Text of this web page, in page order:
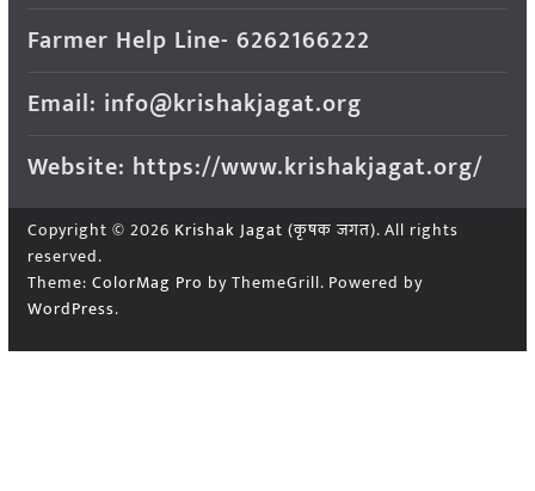
Farmer Help Line- 6262166222
Email: info@krishakjagat.org
Website: https://www.krishakjagat.org/
Copyright © 2026 Krishak Jagat (कृषक जगत). All rights
reserved.
Theme: ColorMag Pro by ThemeGrill. Powered by
WordPress.